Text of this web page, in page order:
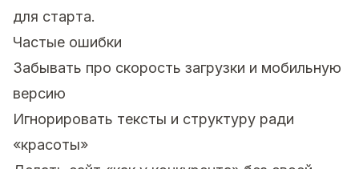
для старта.
Частые ошибки
Забывать про скорость загрузки и мобильную
версию
Игнорировать тексты и структуру ради
«красоты»